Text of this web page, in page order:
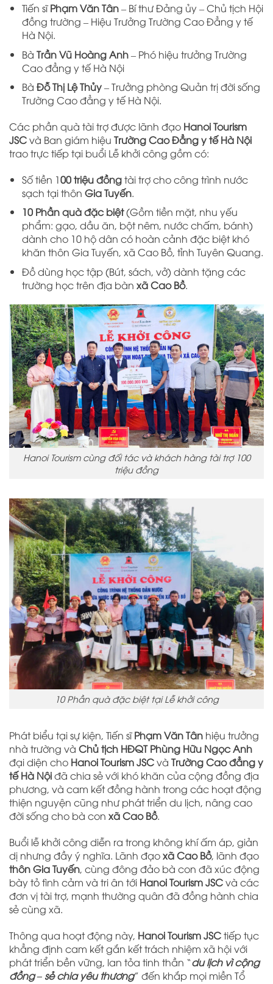
Tiến sĩPhạm Văn Tân– Bí thư Đảng ủy – Chủ tịch Hội
đồng trường – Hiệu Trưởng Trường Cao Đẳng y tế
Hà Nội.
Bà Trần Vũ Hoàng Anh– Phó hiệu trưởng Trường
Cao đẳng y tế Hà Nội
Bà Đỗ Thị Lệ Thủy– Trưởng phòng Quản trị đời sống
Trường Cao đẳng y tế Hà Nội.
Các phần quà tài trợ được lãnh đạo Hanoi Tourism
JSCvà Ban giám hiệu Trường Cao Đẳng y tế Hà Nội
trao trực tiếp tại buổi Lễ khởi công gồm có:
Số tiền 100 triệu đồngtài trợ cho công trình nước
sạch tại thôn Gia Tuyến.
10 Phần quà đặc biệt(Gồm tiền mặt, nhu yếu
phẩm: gạo, dầu ăn, bột nêm, nước chấm, bánh)
dành cho 10 hộ dân có hoàn cảnh đặc biệt khó
khăn thôn Gia Tuyến, xã Cao Bồ, tỉnh Tuyên Quang.
Đồ dùng học tập (Bút, sách, vở) dành tặng các
trường học trên địa bàn xã Cao Bồ.
Hanoi Tourism cùng đối tác và khách hàng tài trợ 100
triệu đồng
10 Phần quà đặc biệt tại Lễ khởi công
Phát biểu tại sự kiện, Tiến sĩPhạm Văn Tân hiệu trưởng
nhà trường và Chủ tịch HĐQT Phùng Hữu Ngọc Anh
đại diện cho Hanoi Tourism JSCvà Trường Cao đẳng y
tế Hà Nộiđã chia sẻ với khó khăn của cộng đồng địa
phương, và cam kết đồng hành trong các hoạt động
thiện nguyện cũng như phát triển du lịch, nâng cao
đời sống cho bà con xã Cao Bồ.
Buổi lễ khởi công diễn ra trong không khí ấm áp, giản
dị nhưng đầy ý nghĩa. Lãnh đạoxã Cao Bồ, lãnh đạo
thôn Gia Tuyến, cùng đông đảo bà con đã xúc động
bày tỏ tình cảm và tri ân tới Hanoi Tourism JSCvà các
đơn vị tài trợ, mạnh thường quân đã đồng hành chia
sẻ cùng xã.
Thông qua hoạt động này, Hanoi Tourism JSCtiếp tục
khẳng định cam kết gắn kết trách nhiệm xã hội với
phát triển bền vững, lan tỏa tinh thần “du lịch vì cộng
đồng – sẻ chia yêu thương” đến khắp mọi miền Tổ